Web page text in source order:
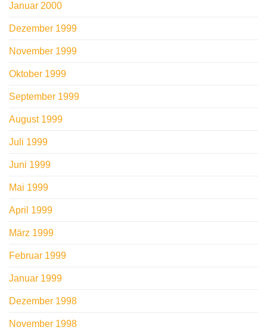
Januar 2000
Dezember 1999
November 1999
Oktober 1999
September 1999
August 1999
Juli 1999
Juni 1999
Mai 1999
April 1999
März 1999
Februar 1999
Januar 1999
Dezember 1998
November 1998